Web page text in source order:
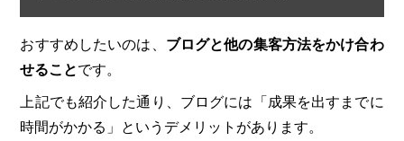
おすすめしたいのは、 ブログと他の集客方法をかけ合わ
せることです。
上記でも紹介した通り、ブログには「成果を出すまでに
時間がかかる」というデメリットがあります。